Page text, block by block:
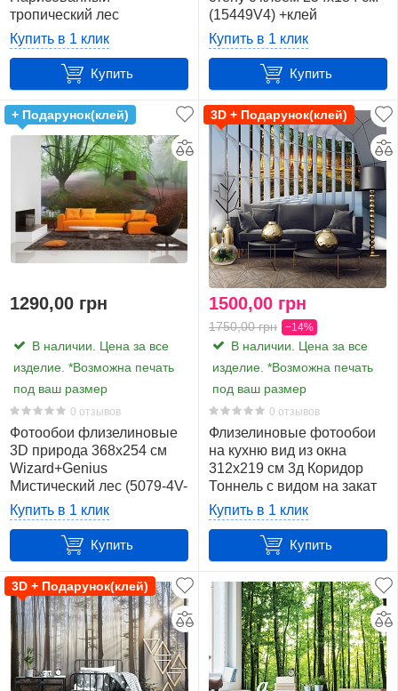
тропический лес
(13921VX8) + клей
Купить в 1 клик
Купить
(15449V4) +клей
Купить в 1 клик
Купить
+ Подарунок(клей)
1290,00 грн
В наличии. Цена за все
изделие. *Возможна печать
под ваш размер
0 отзывов
Фотообои флизелиновые
3D природа 368х254 см
Wizard+Genius
Мистический лес (5079-4V-
1)+клей
Купить в 1 клик
Купить
3D + Подарунок(клей)
1500,00 грн
1750,00 грн −14%
В наличии. Цена за все
изделие. *Возможна печать
под ваш размер
0 отзывов
Флизелиновые фотообои
на кухню вид из окна
312х219 см 3д Коридор
Тоннель с видом на закат
в лесу
(10056VEXXL)+клей
Купить в 1 клик
Купить
3D + Подарунок(клей)